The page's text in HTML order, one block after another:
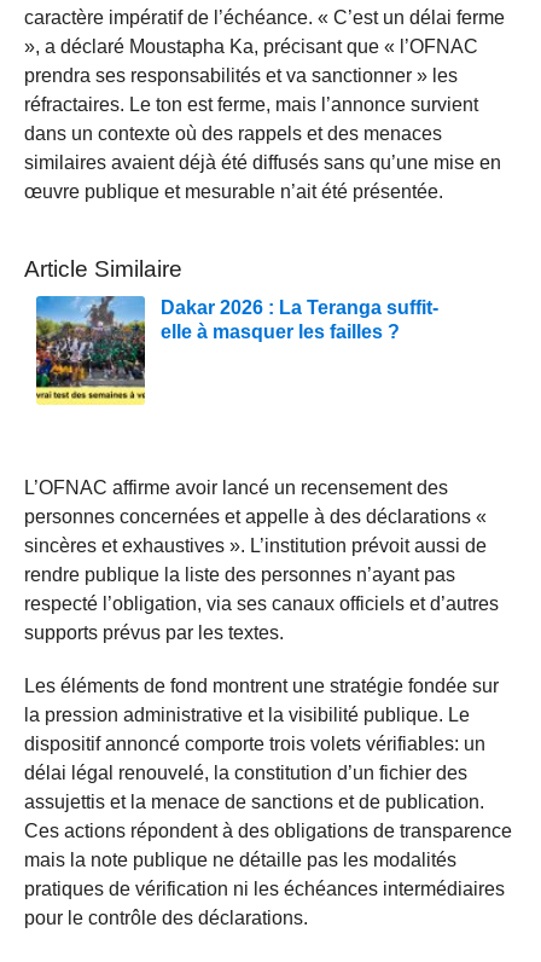
caractère impératif de l’échéance. « C’est un délai ferme
», a déclaré Moustapha Ka, précisant que « l’OFNAC
prendra ses responsabilités et va sanctionner » les
réfractaires. Le ton est ferme, mais l’annonce survient
dans un contexte où des rappels et des menaces
similaires avaient déjà été diffusés sans qu’une mise en
œuvre publique et mesurable n’ait été présentée.
Article Similaire
Dakar 2026 : La Teranga suffit-
elle à masquer les failles ?
L’OFNAC affirme avoir lancé un recensement des
personnes concernées et appelle à des déclarations «
sincères et exhaustives ». L’institution prévoit aussi de
rendre publique la liste des personnes n’ayant pas
respecté l’obligation, via ses canaux officiels et d’autres
supports prévus par les textes.
Les éléments de fond montrent une stratégie fondée sur
la pression administrative et la visibilité publique. Le
dispositif annoncé comporte trois volets vérifiables: un
délai légal renouvelé, la constitution d’un fichier des
assujettis et la menace de sanctions et de publication.
Ces actions répondent à des obligations de transparence
mais la note publique ne détaille pas les modalités
pratiques de vérification ni les échéances intermédiaires
pour le contrôle des déclarations.